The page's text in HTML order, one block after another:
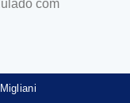
com